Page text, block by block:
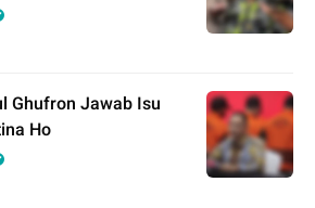
Ghufron Jawab Isu
Ho